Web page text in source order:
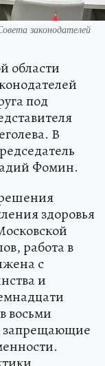
законодателей
области
под
В
Фомин.
здоровья
работа в
с
и
восьми
запрещающие